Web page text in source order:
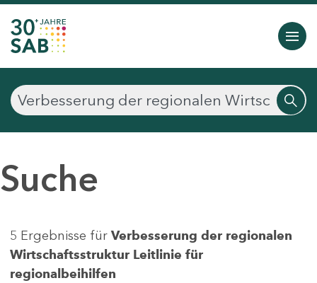
Suche
5 Ergebnisse für Verbesserung der regionalen
Wirtschaftsstruktur Leitlinie für
regionalbeihilfen